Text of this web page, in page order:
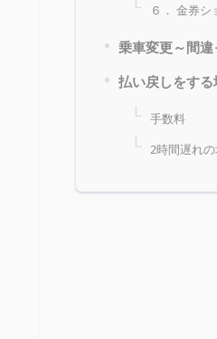
６． 金券シ
乗車変更～間
払い戻しをする
手数料
2時間遅れ